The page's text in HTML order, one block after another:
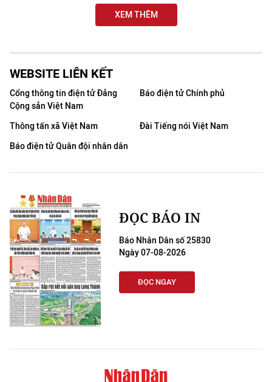
KIỂM CHỨNG THÔNG TIN
54 DÂN TỘC VIỆT NAM
CHƯƠNG TRÌNH OCOP - MỖI XÃ
MỘT SẢN PHẨM
RADIO
MEDIA CENTER
E-Magazine
Video
Media Chính trị
Media Kinh tế
XEM THÊM
WEBSITE LIÊN KẾT
Cổng thông tin điện tử Đảng
Cộng sản Việt Nam
Báo điện tử Chính phủ
Thông tấn xã Việt Nam
Đài Tiếng nói Việt Nam
Báo điện tử Quân đội nhân dân
ĐỌC BÁO IN
Báo Nhân Dân số 25830
Ngày 07-08-2026
ĐỌC NGAY